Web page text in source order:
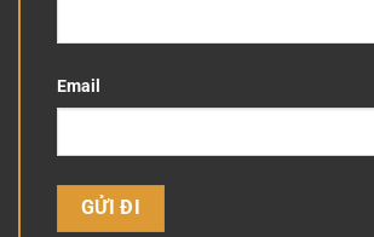
Email